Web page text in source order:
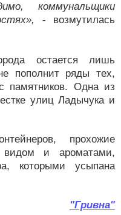
коммунальщики
- возмутилась
остается лишь
пополнит ряды тех,
памятников. Одна из
улиц Ладычука и
прохожие
видом и ароматами,
которыми усыпана
"Гривна"